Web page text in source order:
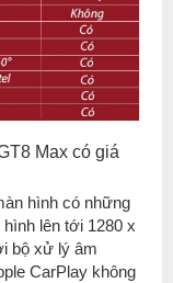
Max có giá
hình có những
lên tới 1280 x
bộ xử lý âm
CarPlay không